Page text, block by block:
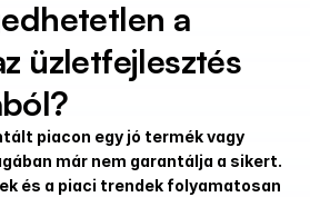
a
üzletfejlesztés
piacon egy jó termék vagy
már nem garantálja a sikert.
és a piaci trendek folyamatosan